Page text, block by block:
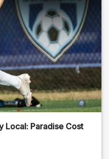
Local: Paradise Cost